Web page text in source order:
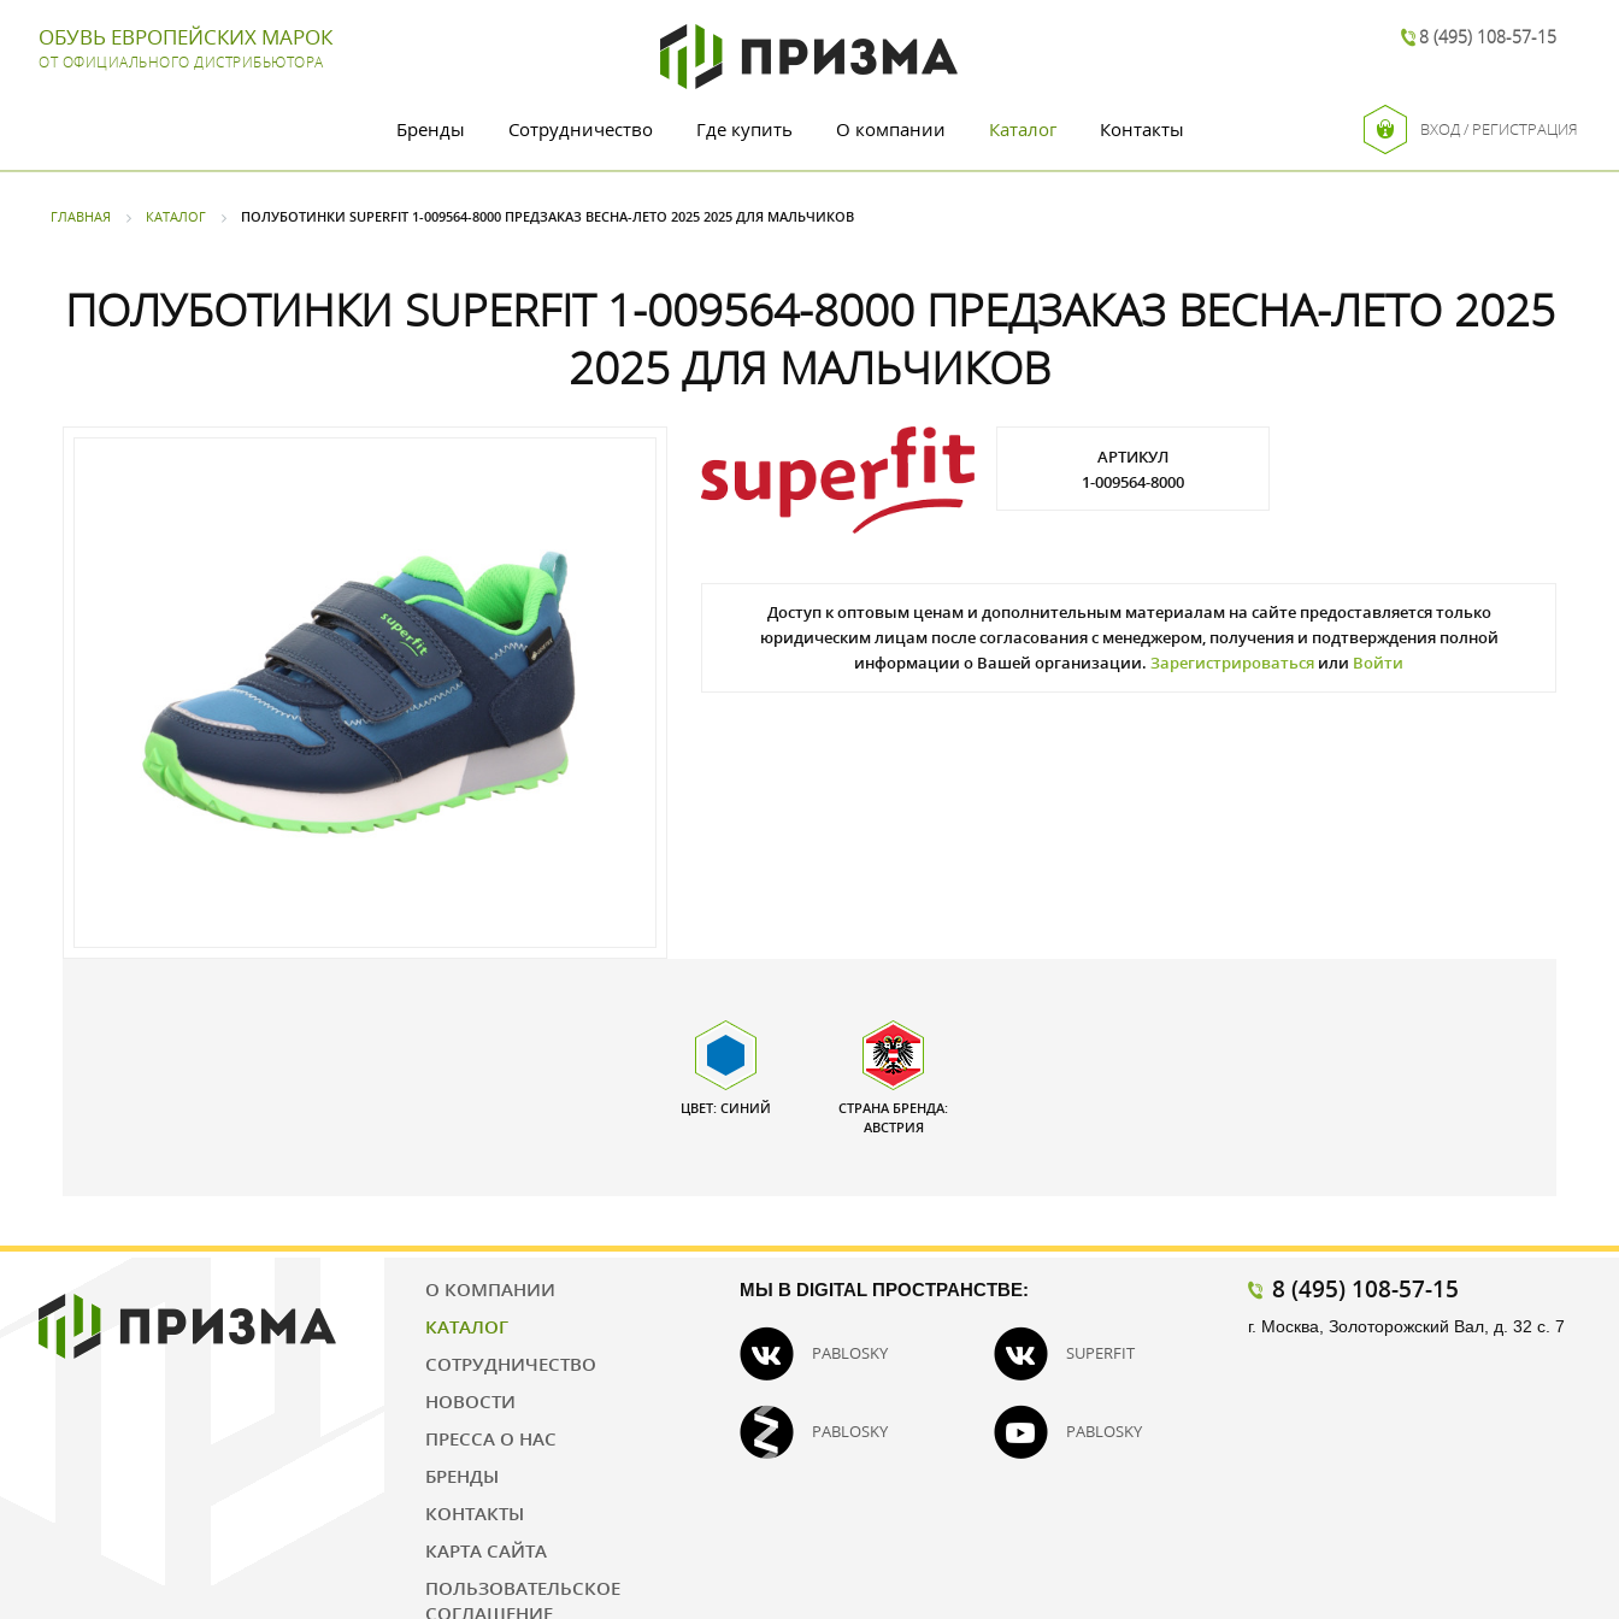
ОБУВЬ ЕВРОПЕЙСКИХ МАРОК
ОТ ОФИЦИАЛЬНОГО ДИСТРИБЬЮТОРА
8 (495) 108-57-15
Бренды Сотрудничество Где купить О компании Каталог Контакты ВХОД / РЕГИСТРАЦИЯ
ГЛАВНАЯ КАТАЛОГ ПОЛУБОТИНКИ SUPERFIT 1-009564-8000 ПРЕДЗАКАЗ ВЕСНА-ЛЕТО 2025 2025 ДЛЯ МАЛЬЧИКОВ
ПОЛУБОТИНКИ SUPERFIT 1-009564-8000 ПРЕДЗАКАЗ ВЕСНА-ЛЕТО 2025
2025 ДЛЯ МАЛЬЧИКОВ
АРТИКУЛ
1-009564-8000
Доступ к оптовым ценам и дополнительным материалам на сайте предоставляется только
юридическим лицам после согласования с менеджером, получения и подтверждения полной
информации о Вашей организации. Зарегистрироваться или Войти
ЦВЕТ: СИНИЙ
СТРАНА БРЕНДА:
АВСТРИЯ
О КОМПАНИИ
КАТАЛОГ
СОТРУДНИЧЕСТВО
НОВОСТИ
ПРЕССА О НАС
БРЕНДЫ
КОНТАКТЫ
КАРТА САЙТА
ПОЛЬЗОВАТЕЛЬСКОЕ
СОГЛАШЕНИЕ
МЫ В DIGITAL ПРОСТРАНСТВЕ:
PABLOSKY SUPERFIT
PABLOSKY PABLOSKY
8 (495) 108-57-15
г. Москва, Золоторожский Вал, д. 32 с. 7